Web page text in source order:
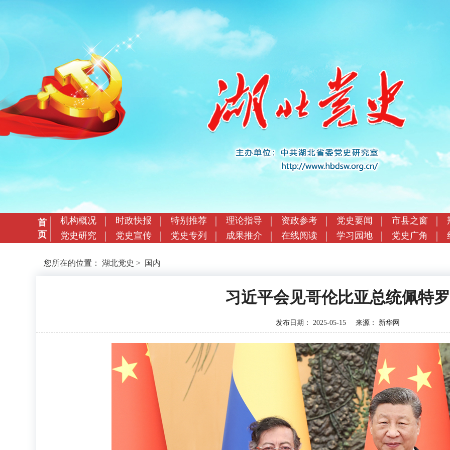
首
页
机构概况 时政快报 特别推荐 理论指导 资政参考 党史要闻 市县之窗
党史研究
党史宣传 党史专列 成果推介 在线阅读 学习园地 党史广角
您所在的位置： 湖北党史 > 国内
习近平会见哥伦比亚总统佩特罗
发布日期： 2025-05-15 来源： 新华网